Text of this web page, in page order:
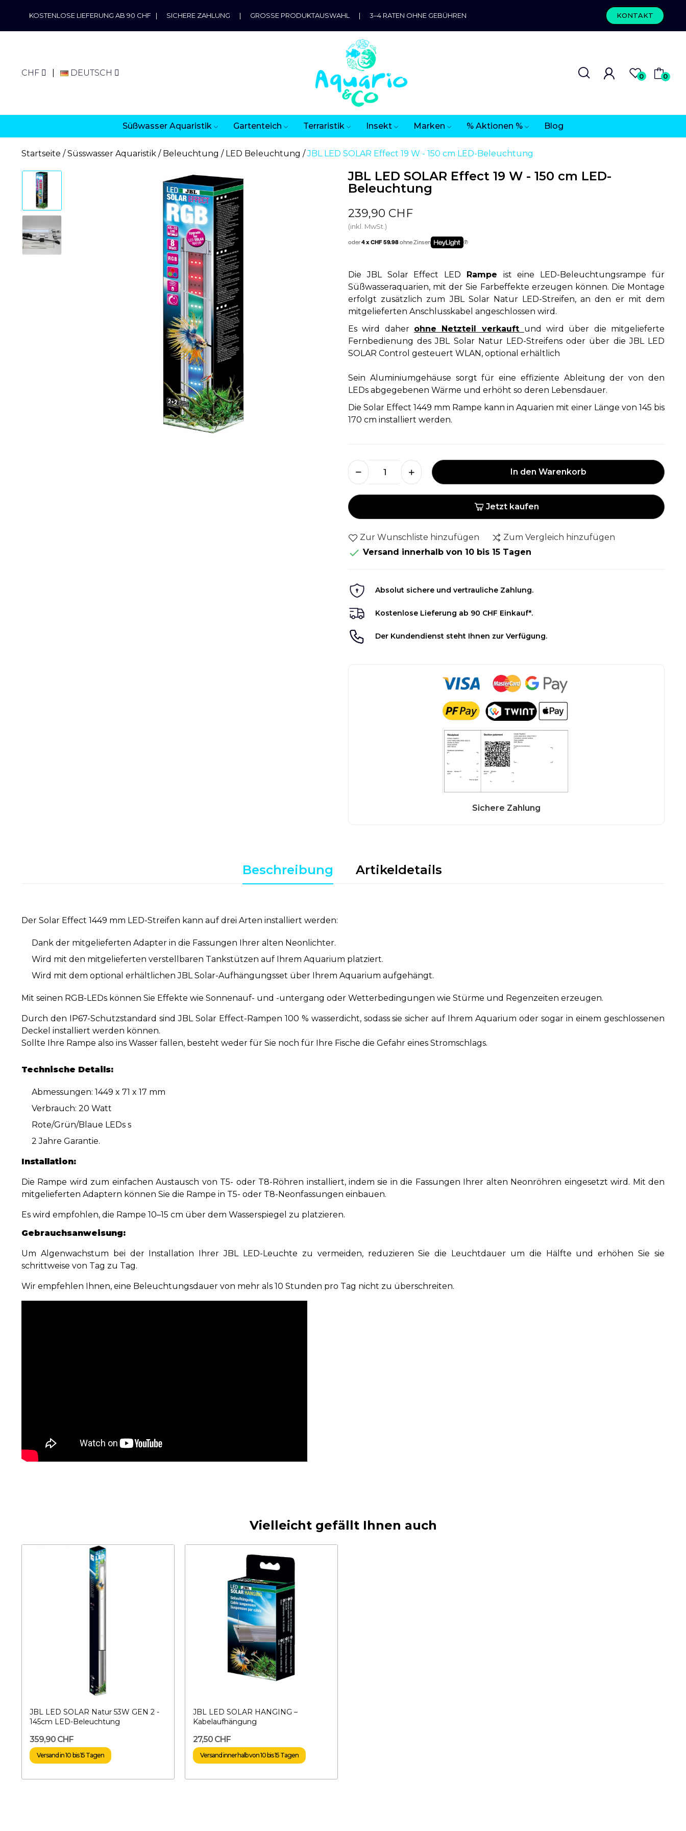
KOSTENLOSE LIEFERUNG AB 90 CHF | SICHERE ZAHLUNG | GROSSE PRODUKTAUSWAHL | 3–4 RATEN OHNE GEBÜHREN KONTAKT
CHF DEUTSCH 0 0
Süßwasser Aquaristik Gartenteich Terraristik Insekt Marken % Aktionen % Blog
Startseite Süsswasser Aquaristik Beleuchtung LED Beleuchtung JBL LED SOLAR Effect 19 W - 150 cm LED-Beleuchtung
JBL LED SOLAR Effect 19 W - 150 cm LED-
Beleuchtung
239,90 CHF
(inkl. MwSt.)
oder4 x CHF 59.98ohne Zinsen
Die JBL Solar Effect LED Rampe ist eine LED-Beleuchtungsrampe für
Süßwasseraquarien, mit der Sie Farbeffekte erzeugen können. Die Montage
erfolgt zusätzlich zum JBL Solar Natur LED-Streifen, an den er mit dem
mitgelieferten Anschlusskabel angeschlossen wird.
Es wird daher ohne Netzteil verkauft und wird über die mitgelieferte
Fernbedienung des JBL Solar Natur LED-Streifens oder über die JBL LED
SOLAR Control gesteuert WLAN, optional erhältlich
Sein Aluminiumgehäuse sorgt für eine effiziente Ableitung der von den
LEDs abgegebenen Wärme und erhöht so deren Lebensdauer.
Die Solar Effect 1449 mm Rampe kann in Aquarien mit einer Länge von 145 bis
170 cm installiert werden.
In den Warenkorb
Jetzt kaufen
Zur Wunschliste hinzufügen Zum Vergleich hinzufügen
 Versand innerhalb von 10 bis 15 Tagen
Absolut sichere und vertrauliche Zahlung.
Kostenlose Lieferung ab 90 CHF Einkauf*.
Der Kundendienst steht Ihnen zur Verfügung.
Beschreibung Artikeldetails
Der Solar Effect 1449 mm LED-Streifen kann auf drei Arten installiert werden:
Dank der mitgelieferten Adapter in die Fassungen Ihrer alten Neonlichter.
Wird mit den mitgelieferten verstellbaren Tankstützen auf Ihrem Aquarium platziert.
Wird mit dem optional erhältlichen JBL Solar-Aufhängungsset über Ihrem Aquarium aufgehängt.
Mit seinen RGB-LEDs können Sie Effekte wie Sonnenauf- und -untergang oder Wetterbedingungen wie Stürme und Regenzeiten erzeugen.
Durch den IP67-Schutzstandard sind JBL Solar Effect-Rampen 100 % wasserdicht, sodass sie sicher auf Ihrem Aquarium oder sogar in einem geschlossenen
Deckel installiert werden können.
Sollte Ihre Rampe also ins Wasser fallen, besteht weder für Sie noch für Ihre Fische die Gefahr eines Stromschlags.
Technische Details:
Abmessungen: 1449 x 71 x 17 mm
Verbrauch: 20 Watt
Rote/Grün/Blaue LEDs s
2 Jahre Garantie.
Installation:
Die Rampe wird zum einfachen Austausch von T5- oder T8-Röhren installiert, indem sie in die Fassungen Ihrer alten Neonröhren eingesetzt wird. Mit den
mitgelieferten Adaptern können Sie die Rampe in T5- oder T8-Neonfassungen einbauen.
Es wird empfohlen, die Rampe 10–15 cm über dem Wasserspiegel zu platzieren.
Gebrauchsanweisung:
Um Algenwachstum bei der Installation Ihrer JBL LED-Leuchte zu vermeiden, reduzieren Sie die Leuchtdauer um die Hälfte und erhöhen Sie sie
schrittweise von Tag zu Tag.
Wir empfehlen Ihnen, eine Beleuchtungsdauer von mehr als 10 Stunden pro Tag nicht zu überschreiten.
Vielleicht gefällt Ihnen auch
JBL LED SOLAR Natur 53W GEN 2 -
145cm LED-Beleuchtung
359,90 CHF
Versand in 10 bis 15 Tagen
JBL LED SOLAR HANGING –
Kabelaufhängung
27,50 CHF
Versand innerhalb von 10 bis 15 Tagen